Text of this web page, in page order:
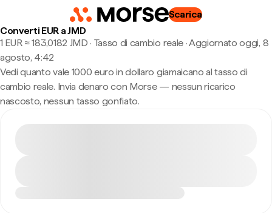
Scarica
Converti EUR a JMD
1 EUR ≈ 183,0182 JMD · Tasso di cambio reale·Aggiornato oggi, 8
agosto, 4:42
Vedi quanto vale 1000 euro in dollaro giamaicano al tasso di
cambio reale. Invia denaro con Morse — nessun ricarico
nascosto, nessun tasso gonfiato.